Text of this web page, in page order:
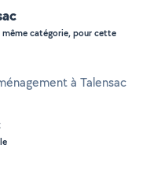
catégorie, pour cette
à Talensac